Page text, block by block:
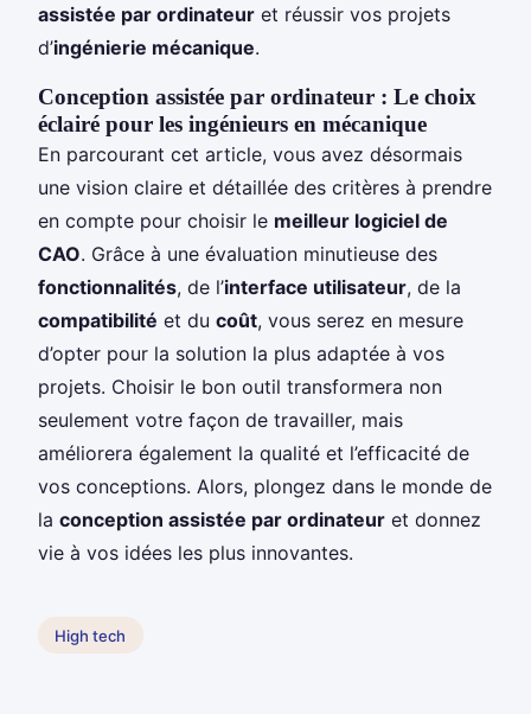
assistée par ordinateur et réussir vos projets
d’ingénierie mécanique.
Conception assistée par ordinateur : Le choix
éclairé pour les ingénieurs en mécanique
En parcourant cet article, vous avez désormais
une vision claire et détaillée des critères à prendre
en compte pour choisir le meilleur logiciel de
CAO. Grâce à une évaluation minutieuse des
fonctionnalités, de l’interface utilisateur, de la
compatibilité et du coût, vous serez en mesure
d’opter pour la solution la plus adaptée à vos
projets. Choisir le bon outil transformera non
seulement votre façon de travailler, mais
améliorera également la qualité et l’efficacité de
vos conceptions. Alors, plongez dans le monde de
la conception assistée par ordinateur et donnez
vie à vos idées les plus innovantes.
High tech